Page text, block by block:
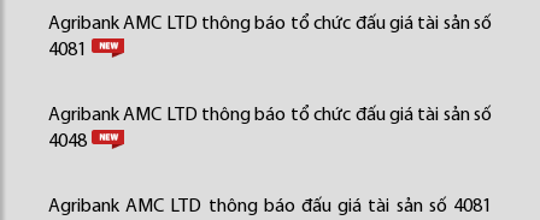
Agribank AMC LTD thông báo tổ chức đấu giá tài sản số
4081
Agribank AMC LTD thông báo tổ chức đấu giá tài sản số
4048
Agribank AMC LTD thông báo đấu giá tài sản số 4081